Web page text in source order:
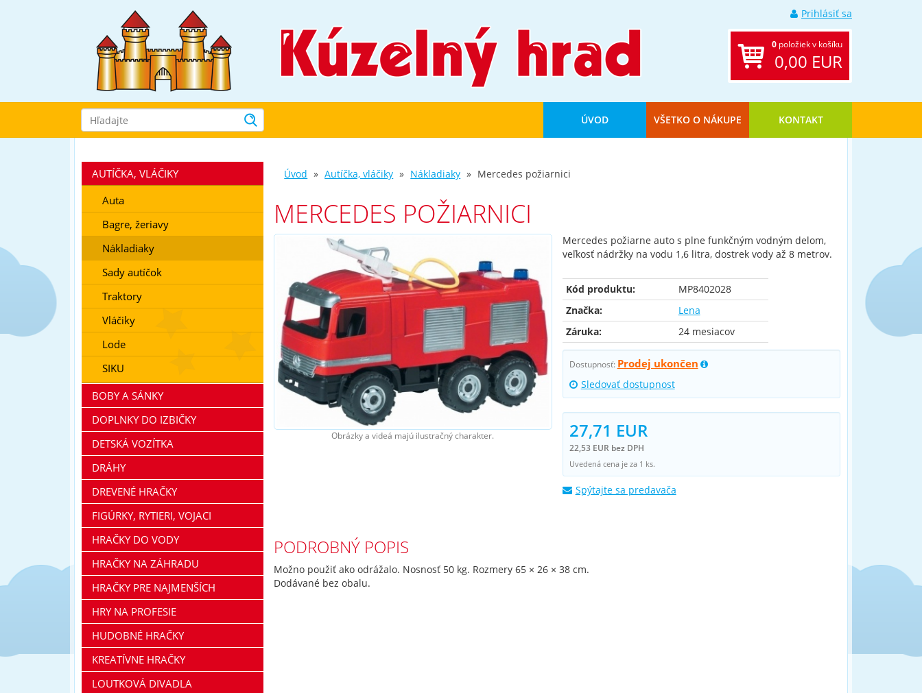
k
Prihlásiť sa
0 položiek v košíku
0,00 EUR
ÚVOD VŠETKO O NÁKUPE KONTAKT
Úvod Autíčka, vláčiky Nákladiaky Mercedes požiarnici
MERCEDES POŽIARNICI
Obrázky a videá majú ilustračný charakter.
Mercedes požiarne auto s plne funkčným vodným delom,
veľkosť nádržky na vodu 1,6 litra, dostrek vody až 8 metrov.
Kód produktu:
MP8402028
Značka:
Lena
Záruka:
24 mesiacov
Dostupnosť: Prodej ukončen
Sledovať dostupnost
27,71 EUR
22,53 EUR bez DPH
Uvedená cena je za 1 ks.
Spýtajte sa predavača
PODROBNÝ POPIS
Možno použiť ako odrážalo. Nosnosť 50 kg. Rozmery 65 × 26 × 38 cm.
Dodávané bez obalu.
AUTÍČKA, VLÁČIKY
Auta
Bagre, žeriavy
Nákladiaky
Sady autíčok
Traktory
Vláčiky
Lode
SIKU
BOBY A SÁNKY
DOPLNKY DO IZBIČKY
DETSKÁ VOZÍTKA
DRÁHY
DREVENÉ HRAČKY
FIGÚRKY, RYTIERI, VOJACI
HRAČKY DO VODY
HRAČKY NA ZÁHRADU
HRAČKY PRE NAJMENŠÍCH
HRY NA PROFESIE
HUDOBNÉ HRAČKY
KREATÍVNE HRAČKY
LOUTKOVÁ DIVADLA